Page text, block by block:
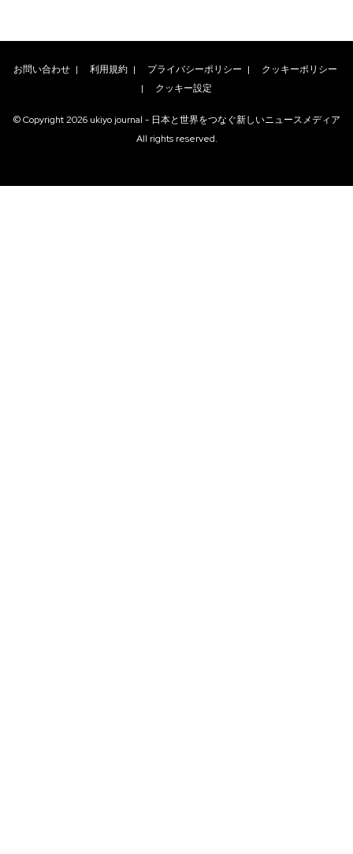
お問い合わせ | 利用規約 | プライバシーポリシー | クッキーポリシー
| クッキー設定
© Copyright2026 ukiyo journal - 日本と世界をつなぐ新しいニュースメディア
All rights reserved.